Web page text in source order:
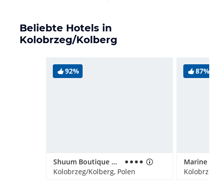
Beliebte Hotels in
Kolobrzeg/Kolberg
92%
Shuum Boutique Wellness Hotel
Kolobrzeg/Kolberg, Polen
87%